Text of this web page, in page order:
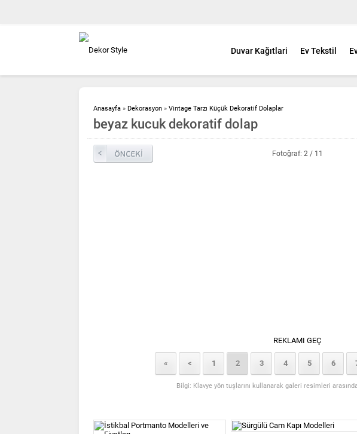
Duvar Kağıtlari Ev Tekstil
Anasayfa » Dekorasyon » Vintage Tarzı Küçük Dekoratif Dolaplar
beyaz kucuk dekoratif dolap
Fotoğraf: 2 / 11
REKLAMI GEÇ
« < 1 2 3 4 5 6
Bilgi: Klavye yön tuşlarını kullanarak galeri resimleri